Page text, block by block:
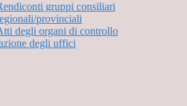
gruppi consiliari
provinciali
degli organi di controllo
degli uffici